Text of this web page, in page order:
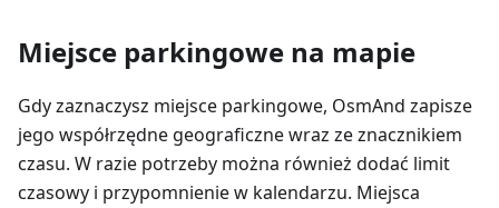
Miejsce parkingowe na mapie
Gdy zaznaczysz miejsce parkingowe, OsmAnd zapisze
jego współrzędne geograficzne wraz ze znacznikiem
czasu. W razie potrzeby można również dodać limit
czasowy i przypomnienie w kalendarzu. Miejsca